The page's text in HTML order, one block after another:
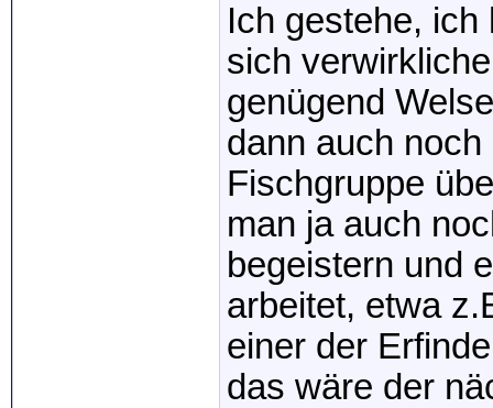
Ich gestehe, ich
sich
genügend
dann auch
Fischgruppe
man ja auch
begeistern und
arbeitet, etwa
einer der
das wäre der